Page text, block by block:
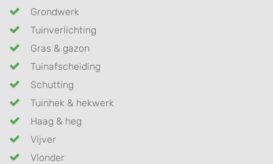
Grondwerk
Tuinverlichting
Gras & gazon
Tuinafscheiding
Schutting
Tuinhek & hekwerk
Haag & heg
Vijver
Vlonder